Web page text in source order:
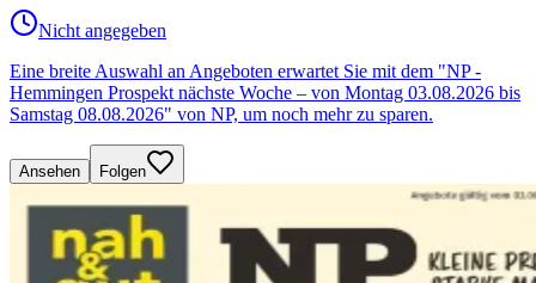
Nicht angegeben
Eine breite Auswahl an Angeboten erwartet Sie mit dem "NP -
Hemmingen Prospekt nächste Woche – von Montag 03.08.2026 bis
Samstag 08.08.2026" von NP, um noch mehr zu sparen.
Ansehen Folgen